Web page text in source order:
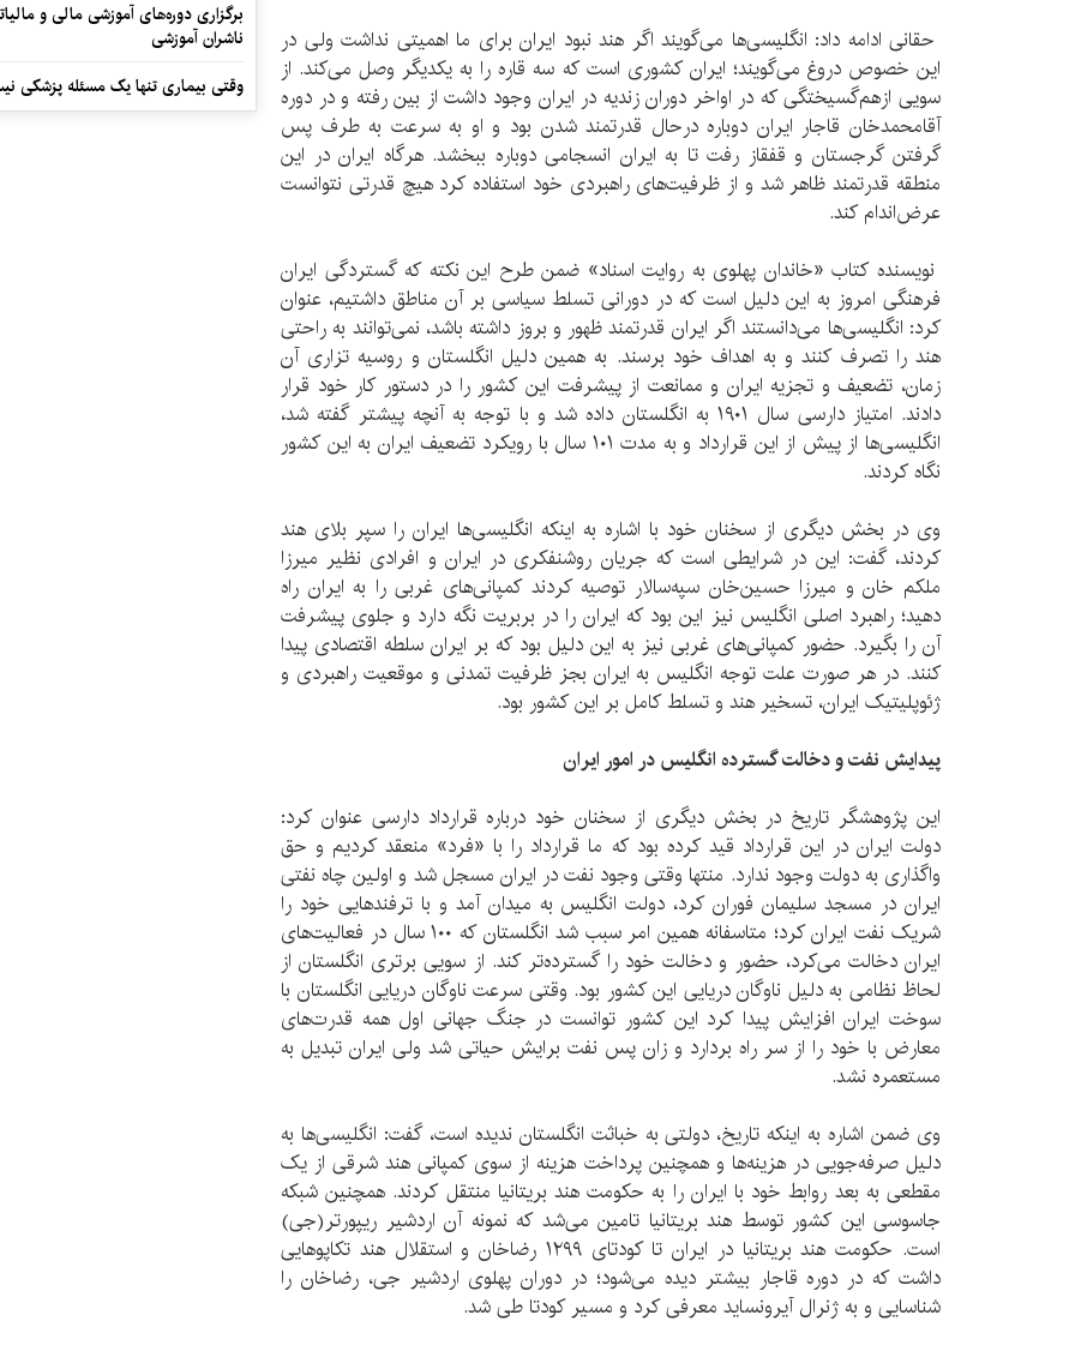
حقانی ادامه داد: انگلیسی‌ها می‌گویند اگر هند نبود ایران برای ما اهمیتی نداشت ولی در
این خصوص دروغ می‌گویند؛ ایران کشوری است که سه قاره را به یکدیگر وصل می‌کند. از
سویی ازهم‌گسیختگی که در اواخر دوران زندیه در ایران وجود داشت از بین رفته و در دوره
آقامحمدخان قاجار ایران دوباره درحال قدرتمند شدن بود و او به سرعت به طرف پس
گرفتن گرجستان و قفقاز رفت تا به ایران انسجامی دوباره ببخشد. هرگاه ایران در این
منطقه قدرتمند ظاهر شد و از ظرفیت‌های راهبردی خود استفاده کرد هیچ قدرتی نتوانست
عرض‌اندام کند.
نویسنده کتاب «خاندان پهلوی به روایت اسناد» ضمن طرح این نکته که گستردگی ایران
فرهنگی امروز به این دلیل است که در دورانی تسلط سیاسی بر آن مناطق داشتیم، عنوان
کرد: انگلیسی‌ها می‌دانستند اگر ایران قدرتمند ظهور و بروز داشته باشد، نمی‌توانند به راحتی
هند را تصرف کنند و به اهداف خود برسند. به همین دلیل انگلستان و روسیه تزاری آن
زمان، تضعیف و تجزیه ایران و ممانعت از پیشرفت این کشور را در دستور کار خود قرار
دادند. امتیاز دارسی سال ۱۹۰۱ به انگلستان داده شد و با توجه به آنچه پیشتر گفته شد،
انگلیسی‌ها از پیش از این قرارداد و به مدت ۱۰۱ سال با رویکرد تضعیف ایران به این کشور
نگاه کردند.
وی در بخش دیگری از سخنان خود با اشاره به اینکه انگلیسی‌ها ایران را سپر بلای هند
کردند، گفت: این در شرایطی است که جریان روشنفکری در ایران و افرادی نظیر میرزا
ملکم خان و میرزا حسین‌خان سپه‌سالار توصیه کردند کمپانی‌های غربی را به ایران راه
دهید؛ راهبرد اصلی انگلیس نیز این بود که ایران را در بربریت نگه دارد و جلوی پیشرفت
آن را بگیرد. حضور کمپانی‌های غربی نیز به این دلیل بود که بر ایران سلطه اقتصادی پیدا
کنند. در هر صورت علت توجه انگلیس به ایران بجز ظرفیت تمدنی و موقعیت راهبردی و
ژئوپلیتیک ایران، تسخیر هند و تسلط کامل بر این کشور بود.
پیدایش نفت و دخالت گسترده انگلیس در امور ایران
این پژوهشگر تاریخ در بخش دیگری از سخنان خود درباره قرارداد دارسی عنوان کرد:
دولت ایران در این قرارداد قید کرده بود که ما قرارداد را با «فرد» منعقد کردیم و حق
واگذاری به دولت وجود ندارد. منتها وقتی وجود نفت در ایران مسجل شد و اولین چاه نفتی
ایران در مسجد سلیمان فوران کرد، دولت انگلیس به میدان آمد و با ترفندهایی خود را
شریک نفت ایران کرد؛ متاسفانه همین امر سبب شد انگلستان که ۱۰۰ سال در فعالیت‌های
ایران دخالت می‌کرد، حضور و دخالت خود را گسترده‌‎تر کند. از سویی برتری انگلستان از
لحاظ نظامی به دلیل ناوگان دریایی این کشور بود. وقتی سرعت ناوگان دریایی انگلستان با
سوخت ایران افزایش پیدا کرد این کشور توانست در جنگ جهانی اول همه قدرت‌های
معارض با خود را از سر راه بردارد و زان پس نفت برایش حیاتی شد ولی ایران تبدیل به
مستعمره نشد.
وی ضمن اشاره به اینکه تاریخ، دولتی به خباثت انگلستان ندیده است، گفت: انگلیسی‌ها به
دلیل صرفه‌جویی در هزینه‌ها و همچنین پرداخت هزینه از سوی کمپانی هند شرقی از یک
مقطعی به بعد روابط خود با ایران را به حکومت هند بریتانیا منتقل کردند. همچنین شبکه
جاسوسی این کشور توسط هند بریتانیا تامین می‌شد که نمونه آن اردشیر ریپورتر(جی)
است. حکومت هند بریتانیا در ایران تا کودتای ۱۲۹۹ رضاخان و استقلال هند تکاپوهایی
داشت که در دوره قاجار بیشتر دیده می‌شود؛ در دوران پهلوی اردشیر جی، رضاخان را
شناسایی و به ژنرال آیرونساید معرفی کرد و مسیر کودتا طی شد.
برگزاری دوره‌های آموزشی مالی و
ناشران آموزشی
وقتی بیماری تنها یک مسئله پزشکی